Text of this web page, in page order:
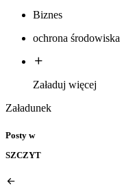
Biznes
ochrona środowiska
Załaduj więcej
Załadunek
Posty w
SZCZYT